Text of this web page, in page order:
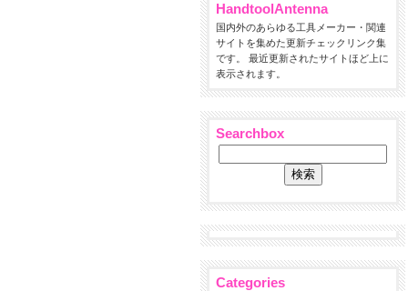
HandtoolAntenna
国内外のあらゆる工具メーカー・関連
サイトを集めた更新チェックリンク集
です。 最近更新されたサイトほど上に
表示されます。
Searchbox
Categories